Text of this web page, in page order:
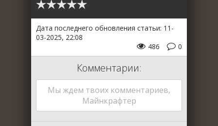
Дата последнего обновления статьи: 11-
03-2025, 22:08
0
486
Комментарии:
Мы ждем твоих комментариев,
Майнкрафтер